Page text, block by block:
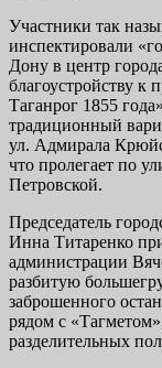
Участники так
инспектировали
Дону в центр
благоустройству к
Таганрог 1855
традиционный
ул. Адмирала
что пролегает по
Петровской.
Председатель
Инна Титаренко
администрации
разбитую
заброшенного
рядом с
разделительных